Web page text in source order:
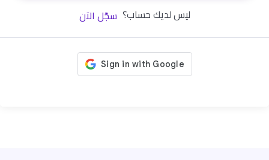
ليس لديك حساب؟ سجّل الآن